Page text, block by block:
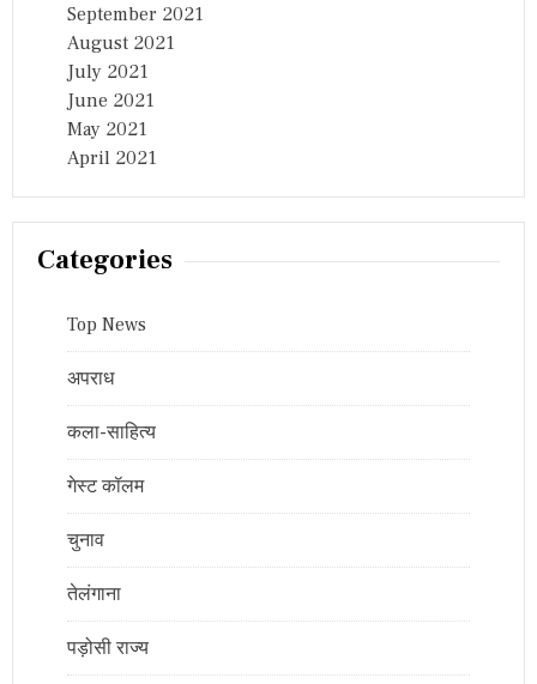
September 2021
August 2021
July 2021
June 2021
May 2021
April 2021
Categories
Top News
अपराध
कला-साहित्य
गेस्ट कॉलम
चुनाव
तेलंगाना
पड़ोसी राज्य